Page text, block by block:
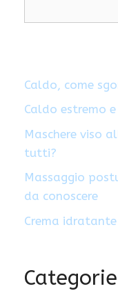
Caldo, come
Caldo estremo
Maschere viso
tutti?
Massaggio
da conoscere
Crema
Categorie